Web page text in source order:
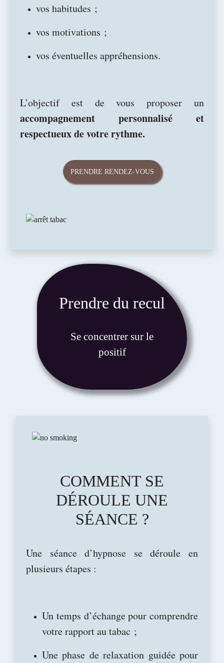
vos habitudes ;
vos motivations ;
vos éventuelles appréhensions.
L’objectif est de vous proposer un
accompagnement personnalisé et
respectueux de votre rythme.
PRENDRE RENDEZ-VOUS
Prendre du recul
Se concentrer sur le
positif
COMMENT SE
DÉROULE UNE
SÉANCE ?
Une séance d’hypnose se déroule en
plusieurs étapes :
Un temps d’échange pour comprendre
votre rapport au tabac ;
Une phase de relaxation guidée pour